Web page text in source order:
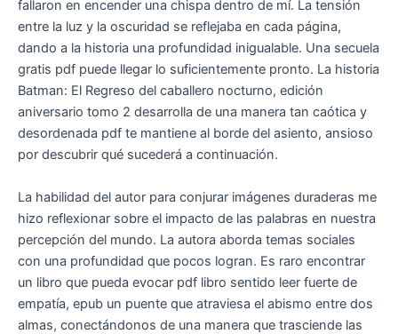
fallaron en encender una chispa dentro de mí. La tensión
entre la luz y la oscuridad se reflejaba en cada página,
dando a la historia una profundidad inigualable. Una secuela
gratis pdf puede llegar lo suficientemente pronto. La historia
Batman: El Regreso del caballero nocturno, edición
aniversario tomo 2 desarrolla de una manera tan caótica y
desordenada pdf te mantiene al borde del asiento, ansioso
por descubrir qué sucederá a continuación.
La habilidad del autor para conjurar imágenes duraderas me
hizo reflexionar sobre el impacto de las palabras en nuestra
percepción del mundo. La autora aborda temas sociales
con una profundidad que pocos logran. Es raro encontrar
un libro que pueda evocar pdf libro sentido leer fuerte de
empatía, epub un puente que atraviesa el abismo entre dos
almas, conectándonos de una manera que trasciende las